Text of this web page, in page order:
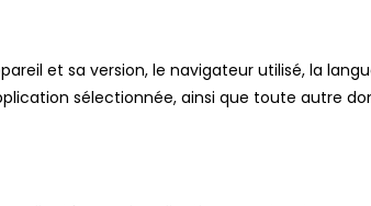
et sa version, le navigateur utilisé, la
sélectionnée, ainsi que toute autre